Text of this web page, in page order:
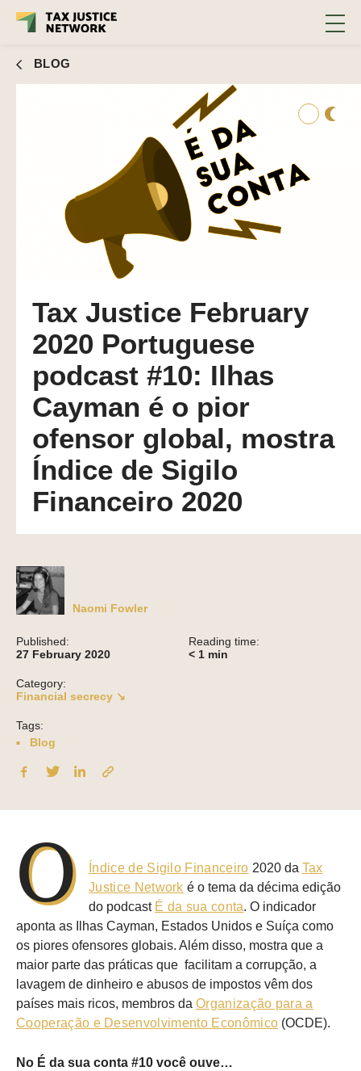
BLOG
Tax Justice February
2020 Portuguese
podcast #10: Ilhas
Cayman é o pior
ofensor global, mostra
Índice de Sigilo
Financeiro 2020
Naomi Fowler
Published:
27 February 2020
Reading time:
< 1 min
Category:
Financial secrecy ↘
Tags:
Blog
O Índice de Sigilo Financeiro 2020 da Tax
Justice Network é o tema da décima edição
do podcast É da sua conta. O indicador
aponta as Ilhas Cayman, Estados Unidos e Suíça como
os piores ofensores globais. Além disso, mostra que a
maior parte das práticas que facilitam a corrupção, a
lavagem de dinheiro e abusos de impostos vêm dos
países mais ricos, membros da Organização para a
Cooperação e Desenvolvimento Econômico (OCDE).
No É da sua conta #10 você ouve…